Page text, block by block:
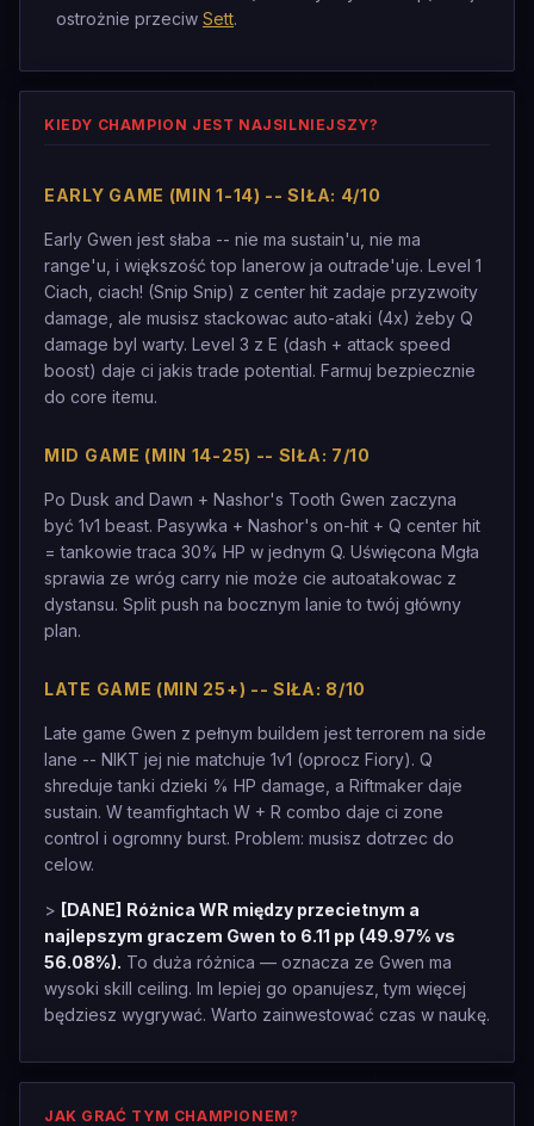
ostrożnie przeciw Sett.
KIEDY CHAMPION JEST NAJSILNIEJSZY?
EARLY GAME (MIN 1-14) -- SIŁA: 4/10
Early Gwen jest słaba -- nie ma sustain'u, nie ma
range'u, i większość top lanerow ja outrade'uje. Level 1
Ciach, ciach! (Snip Snip) z center hit zadaje przyzwoity
damage, ale musisz stackowac auto-ataki (4x) żeby Q
damage byl warty. Level 3 z E (dash + attack speed
boost) daje ci jakis trade potential. Farmuj bezpiecznie
do core itemu.
MID GAME (MIN 14-25) -- SIŁA: 7/10
Po Dusk and Dawn + Nashor's Tooth Gwen zaczyna
być 1v1 beast. Pasywka + Nashor's on-hit + Q center hit
= tankowie traca 30% HP w jednym Q. Uświęcona Mgła
sprawia ze wróg carry nie może cie autoatakowac z
dystansu. Split push na bocznym lanie to twój główny
plan.
LATE GAME (MIN 25+) -- SIŁA: 8/10
Late game Gwen z pełnym buildem jest terrorem na side
lane -- NIKT jej nie matchuje 1v1 (oprocz Fiory). Q
shreduje tanki dzieki % HP damage, a Riftmaker daje
sustain. W teamfightach W + R combo daje ci zone
control i ogromny burst. Problem: musisz dotrzec do
celow.
> [DANE] Różnica WR między przecietnym a
najlepszym graczem Gwen to 6.11 pp (49.97% vs
56.08%). To duża różnica — oznacza ze Gwen ma
wysoki skill ceiling. Im lepiej go opanujesz, tym więcej
będziesz wygrywać. Warto zainwestować czas w naukę.
JAK GRAĆ TYM CHAMPIONEM?